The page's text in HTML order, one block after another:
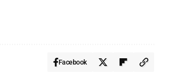
Facebook